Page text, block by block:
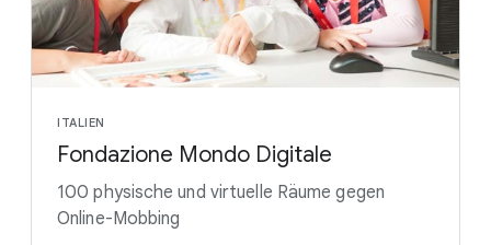
ITALIEN
Fondazione Mondo Digitale
100 physische und virtuelle Räume gegen
Online-Mobbing